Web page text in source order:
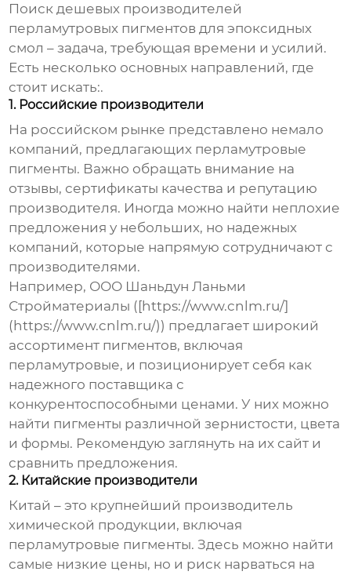
Поискдешевых производителей
перламутровых пигментов для эпоксидных
смол – задача, требующая времени и усилий.
Есть несколько основных направлений, где
стоит искать:.
1. Российские производители
На российском рынке представлено немало
компаний, предлагающих перламутровые
пигменты. Важно обращать внимание на
отзывы, сертификаты качества и репутацию
производителя. Иногда можно найти неплохие
предложения у небольших, но надежных
компаний, которые напрямую сотрудничают с
производителями.
Например, ООО Шаньдун Ланьми
Стройматериалы ([https://www.cnlm.ru/]
(https://www.cnlm.ru/)) предлагает широкий
ассортимент пигментов, включая
перламутровые, и позиционирует себя как
надежного поставщика с
конкурентоспособными ценами. У них можно
найти пигменты различной зернистости, цвета
и формы. Рекомендую заглянуть на их сайт и
сравнить предложения.
2. Китайские производители
Китай – это крупнейший производитель
химической продукции, включая
перламутровые пигменты. Здесь можно найти
самые низкие цены, но и риск нарваться на